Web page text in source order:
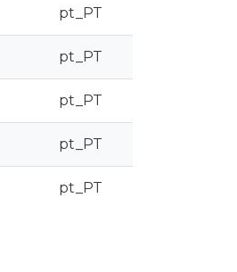
pt_PT
pt_PT
pt_PT
pt_PT
pt_PT